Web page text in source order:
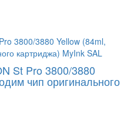
St Pro 3800/3880
чип оригинального